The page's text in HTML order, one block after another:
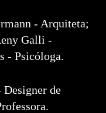
- Arquiteta;
Galli -
- Psicóloga.
de